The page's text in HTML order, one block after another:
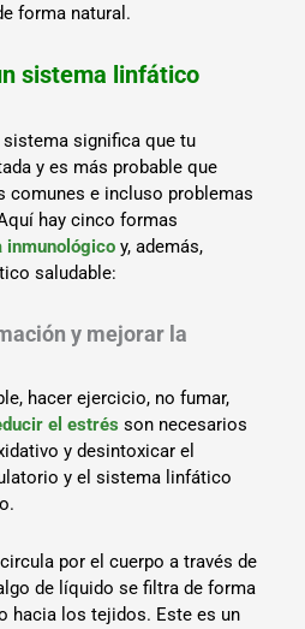
forma natural.
sistema linfático
significa que tu
y es más probable que
comunes e incluso problemas
hay cinco formas
inmunológico y, además,
saludable:
y mejorar la
hacer ejercicio, no fumar,
el estrés son necesarios
y desintoxicar el
y el sistema linfático
por el cuerpo a través de
de líquido se filtra de forma
hacia los tejidos. Este es un